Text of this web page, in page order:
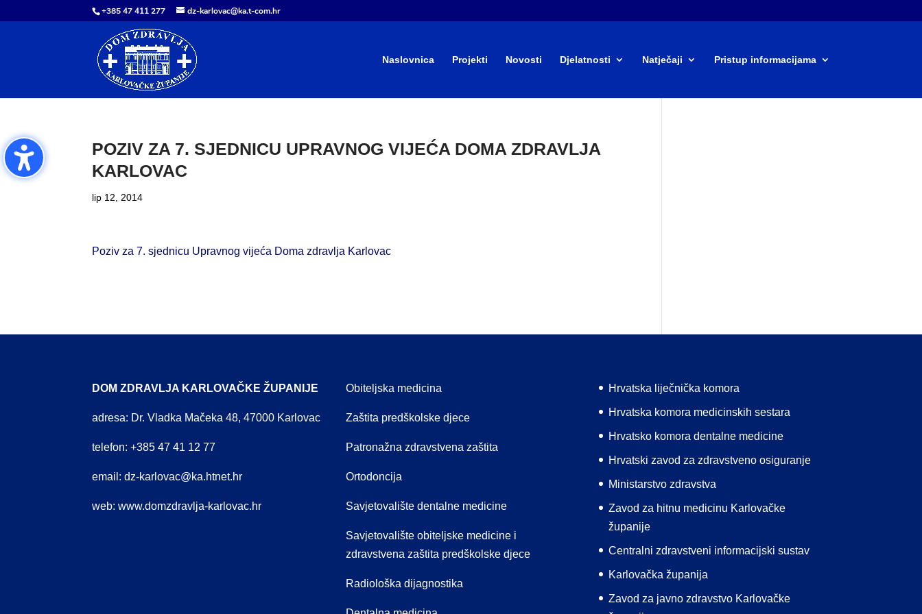
+385 47 411 277 dz-karlovac@ka.t-com.hr
Naslovnica Projekti Novosti Djelatnosti Natječaji Pristup informacijama
POZIV ZA 7. SJEDNICU UPRAVNOG VIJEĆA DOMA ZDRAVLJA
KARLOVAC
lip 12, 2014
Poziv za 7. sjednicu Upravnog vijeća Doma zdravlja Karlovac
DOM ZDRAVLJA KARLOVAČKE ŽUPANIJE
adresa: Dr. Vladka Mačeka 48, 47000 Karlovac
telefon: +385 47 41 12 77
email:dz-karlovac@ka.htnet.hr
web:www.domzdravlja-karlovac.hr
Obiteljska medicina
Zaštita predškolske djece
Patronažna zdravstvena zaštita
Ortodoncija
Savjetovalište dentalne medicine
Savjetovalište obiteljske medicine i
zdravstvena zaštita predškolske djece
Radiološka dijagnostika
Hrvatska liječnička komora
Hrvatska komora medicinskih sestara
Hrvatsko komora dentalne medicine
Hrvatski zavod za zdravstveno osiguranje
Ministarstvo zdravstva
Zavod za hitnu medicinu Karlovačke
županije
Centralni zdravstveni informacijski sustav
Karlovačka županija
Zavod za javno zdravstvo Karlovačke